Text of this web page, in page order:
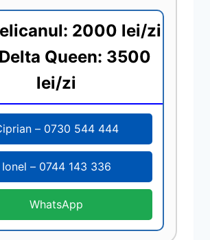
2000 lei/zi
Queen: 3500
lei/zi
– 0730 544 444
Ionel – 0744 143 336
WhatsApp